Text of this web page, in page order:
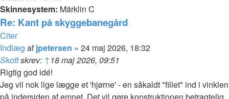
Skinnesystem: Märklin C
Re: Kant på skyggebanegård
Citer
Indlæg afjpetersen » 24 maj 2026, 18:32
Skottskrev: ↑18 maj 2026, 09:51
Rigtig god idé!
Jeg vil nok lige lægge et 'hjørne' - en såkaldt "fillet" ind i vinklen
på indersiden af emnet, Det vil gøre konstruktionen betragtelig